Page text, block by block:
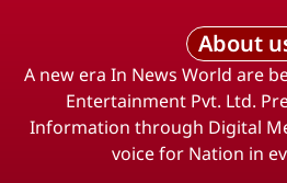
About
A new era In News World are
Entertainment Pvt. Ltd.
Information through Digital
voice for Nation in